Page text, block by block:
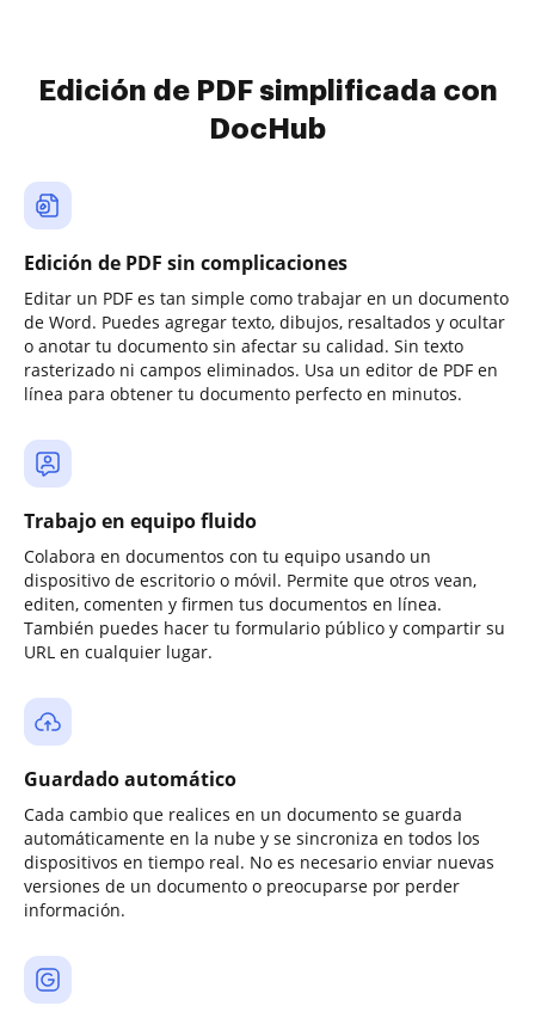
Edición de PDF simplificada con
DocHub
Edición de PDF sin complicaciones
Editar un PDF es tan simple como trabajar en un documento
de Word. Puedes agregar texto, dibujos, resaltados y ocultar
o anotar tu documento sin afectar su calidad. Sin texto
rasterizado ni campos eliminados. Usa un editor de PDF en
línea para obtener tu documento perfecto en minutos.
Trabajo en equipo fluido
Colabora en documentos con tu equipo usando un
dispositivo de escritorio o móvil. Permite que otros vean,
editen, comenten y firmen tus documentos en línea.
También puedes hacer tu formulario público y compartir su
URL en cualquier lugar.
Guardado automático
Cada cambio que realices en un documento se guarda
automáticamente en la nube y se sincroniza en todos los
dispositivos en tiempo real. No es necesario enviar nuevas
versiones de un documento o preocuparse por perder
información.